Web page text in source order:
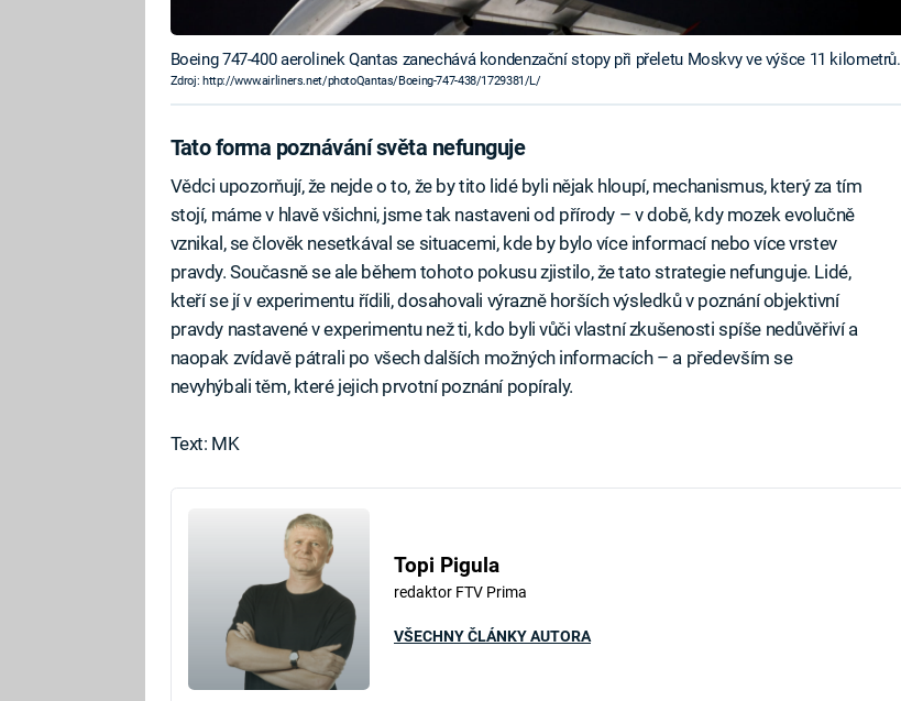
Boeing 747-400 aerolinek Qantas zanechává kondenzační stopy při přeletu Moskvy ve výšce 11 kilometrů.
Zdroj: http://www.airliners.net/photoQantas/Boeing-747-438/1729381/L/
Tato forma poznávání světa nefunguje
Vědci upozorňují, že nejde o to, že by tito lidé byli nějak hloupí, mechanismus, který za tím
stojí, máme v hlavě všichni, jsme tak nastaveni od přírody – v době, kdy mozek evolučně
vznikal, se člověk nesetkával se situacemi, kde by bylo více informací nebo více vrstev
pravdy. Současně se ale během tohoto pokusu zjistilo, že tato strategie nefunguje. Lidé,
kteří se jí v experimentu řídili, dosahovali výrazně horších výsledků v poznání objektivní
pravdy nastavené v experimentu než ti, kdo byli vůči vlastní zkušenosti spíše nedůvěřiví a
naopak zvídavě pátrali po všech dalších možných informacích – a především se
nevyhýbali těm, které jejich prvotní poznání popíraly.
Text: MK
Topi Pigula
redaktor FTV Prima
VŠECHNY ČLÁNKY AUTORA